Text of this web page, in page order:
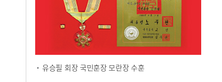
유승필 회장 국민훈장 모란장 수훈